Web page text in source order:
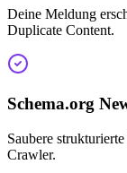
Deine Meldung
Duplicate Content.
Schema.org
Saubere
Crawler.